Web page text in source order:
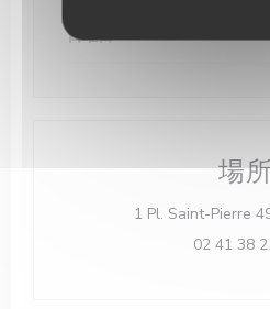
日曜日
場
1 Pl. Saint-Pierre
02 41 38